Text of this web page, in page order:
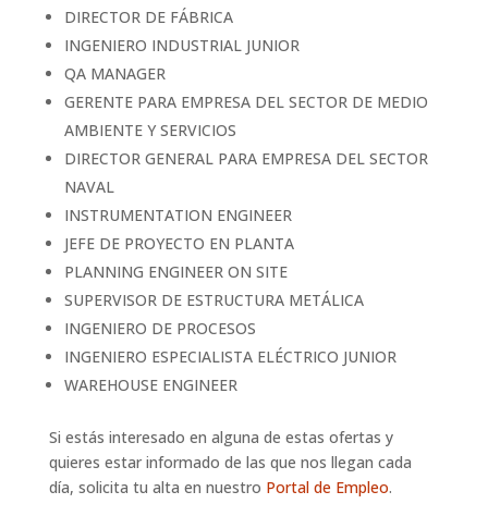
DIRECTOR DE FÁBRICA
INGENIERO INDUSTRIAL JUNIOR
QA MANAGER
GERENTE PARA EMPRESA DEL SECTOR DE MEDIO
AMBIENTE Y SERVICIOS
DIRECTOR GENERAL PARA EMPRESA DEL SECTOR
NAVAL
INSTRUMENTATION ENGINEER
JEFE DE PROYECTO EN PLANTA
PLANNING ENGINEER ON SITE
SUPERVISOR DE ESTRUCTURA METÁLICA
INGENIERO DE PROCESOS
INGENIERO ESPECIALISTA ELÉCTRICO JUNIOR
WAREHOUSE ENGINEER
Si estás interesado en alguna de estas ofertas y
quieres estar informado de las que nos llegan cada
día, solicita tu alta en nuestro Portal de Empleo.